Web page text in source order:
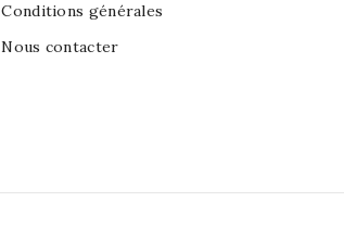
Conditions générales
Nous contacter